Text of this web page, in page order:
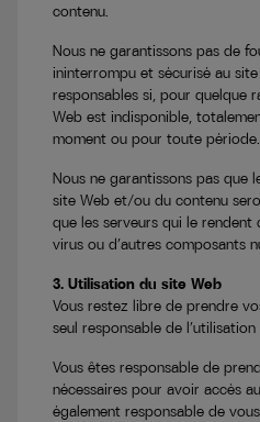
contenu.
Nous ne garantissons pas de
ininterrompu et sécurisé au
responsables si, pour quelque
Web est indisponible,
moment ou pour toute période.
Nous ne garantissons pas que
site Web et/ou du contenu
que les serveurs qui le
virus ou d’autres composants
3. Utilisation du site Web
Vous restez libre de prendre
seul responsable de
Vous êtes responsable de
nécessaires pour avoir accès
également responsable de